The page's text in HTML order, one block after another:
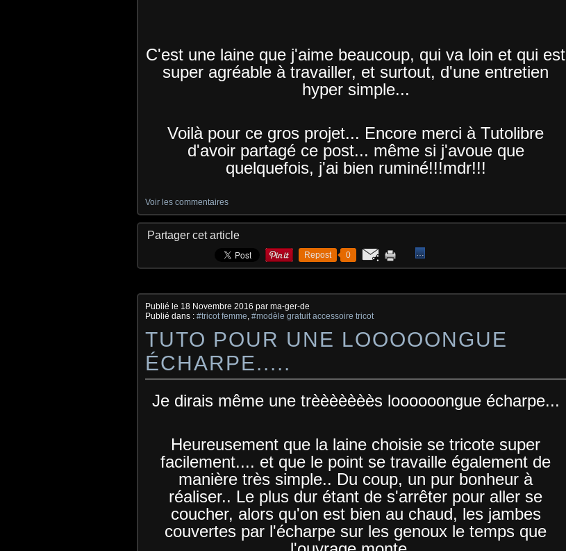
C'est une laine que j'aime beaucoup, qui va loin et qui est
super agréable à travailler, et surtout, d'une entretien
hyper simple...
Voilà pour ce gros projet... Encore merci à Tutolibre
d'avoir partagé ce post... même si j'avoue que
quelquefois, j'ai bien ruminé!!!mdr!!!
Voir les commentaires
Partager cet article
Repost 0 …
Publié le 18 Novembre 2016 par ma-ger-de
Publié dans : #tricot femme, #modèle gratuit accessoire tricot
TUTO POUR UNE LOOOOONGUE
ÉCHARPE.....
Je dirais même une trèèèèèèès loooooongue écharpe...
Heureusement que la laine choisie se tricote super
facilement.... et que le point se travaille également de
manière très simple.. Du coup, un pur bonheur à
réaliser.. Le plus dur étant de s'arrêter pour aller se
coucher, alors qu'on est bien au chaud, les jambes
couvertes par l'écharpe sur les genoux le temps que